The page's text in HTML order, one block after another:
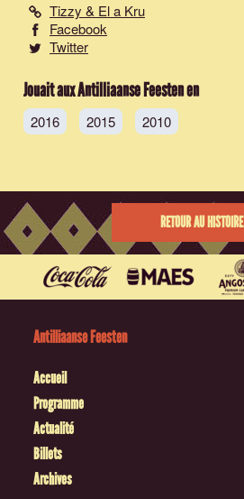
Tizzy & El a Kru
Facebook
Twitter
Jouait aux Antilliaanse Feesten en
2016 2015 2010
RETOUR AU HISTOIRE
Antilliaanse Feesten
Accueil
Programme
Actualité
Billets
Archives